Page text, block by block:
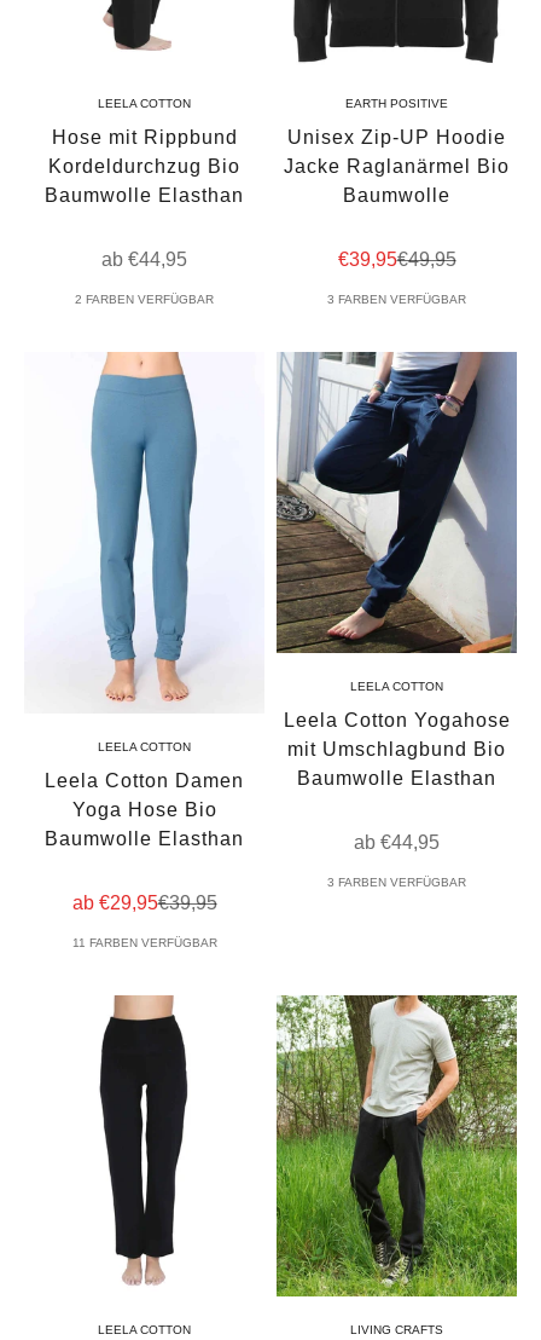
LEELA COTTON
Hose mit Rippbund
Kordeldurchzug Bio
Baumwolle Elasthan
Angebot
ab €44,95
2 FARBEN VERFÜGBAR
EARTH POSITIVE
Unisex Zip-UP Hoodie
Jacke Raglanärmel Bio
Baumwolle
Angebot
€39,95Regulärer Preis
€49,95
3 FARBEN VERFÜGBAR
LEELA COTTON
Leela Cotton Damen
Yoga Hose Bio
Baumwolle Elasthan
Angebot
ab €29,95Regulärer Preis
€39,95
11 FARBEN VERFÜGBAR
LEELA COTTON
Leela Cotton Yogahose
mit Umschlagbund Bio
Baumwolle Elasthan
Angebot
ab €44,95
3 FARBEN VERFÜGBAR
LEELA COTTON LIVING CRAFTS